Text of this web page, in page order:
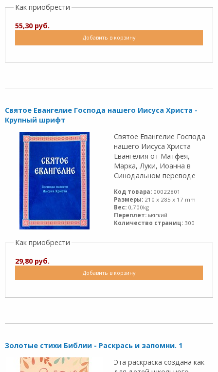
Как приобрести
55,30 руб.
Добавить в корзину
Святое Евангелие Господа нашего Иисуса Христа -
Крупный шрифт
Святое Евангелие Господа
нашего Иисуса Христа
Евангелия от Матфея,
Марка, Луки, Иоанна в
Синодальном переводе
Код товара: 00022801
Размеры: 210 x 285 x 17 mm
Вес: 0,700kg
Переплет: мягкий
Количество страниц: 300
Как приобрести
29,80 руб.
Добавить в корзину
Золотые стихи Библии - Раскрась и запомни. 1
Эта раскраска создана как